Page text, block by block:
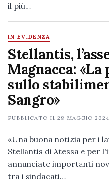
il più…
IN EVIDENZA
Stellantis,
Magnacca:
sullo
Sangro»
PUBBLICATO IL28 MAGGIO 2024
«Una buona notizia per i
Stellantis di Atessa e per
annunciate importanti
tra i sindacati…